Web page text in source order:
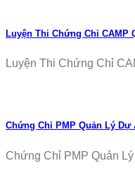
Luyện Thi Chứng Chỉ CAMP
Luyện Thi Chứng Chỉ
Chứng Chỉ PMP Quản Lý Dự
Chứng Chỉ PMP Quản